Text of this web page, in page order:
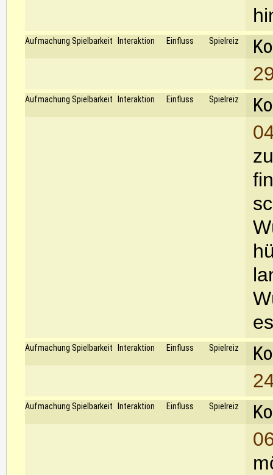
Aufmachung Spielbarkeit Interaktion Einfluss Spielreiz
Aufmachung Spielbarkeit Interaktion Einfluss Spielreiz
Aufmachung Spielbarkeit Interaktion Einfluss Spielreiz
Aufmachung Spielbarkeit Interaktion Einfluss Spielreiz